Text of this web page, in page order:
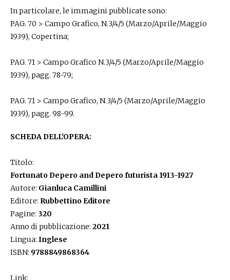
In particolare, le immagini pubblicate sono:
PAG. 70 > Campo Grafico, N.3/4/5 (Marzo/Aprile/Maggio
1939), Copertina;
PAG. 71 > Campo Grafico N.3/4/5 (Marzo/Aprile/Maggio
1939), pagg. 78-79;
PAG. 71 > Campo Grafico, N.3/4/5 (Marzo/Aprile/Maggio
1939), pagg. 98-99.
SCHEDA DELL'OPERA:
Titolo:
Fortunato Depero and Depero futurista 1913-1927
Autore: Gianluca Camillini
Editore: Rubbettino Editore
Pagine: 320
Anno di pubblicazione: 2021
Lingua: Inglese
ISBN: 9788849868364
Link: